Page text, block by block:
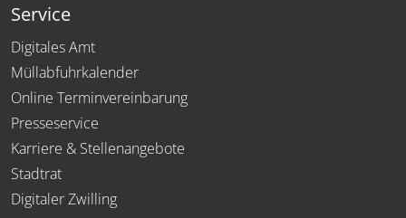
Service
Digitales Amt
Müllabfuhrkalender
Online Terminvereinbarung
Presseservice
Karriere & Stellenangebote
Stadtrat
Digitaler Zwilling